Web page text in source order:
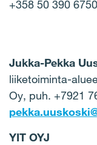
+358 50 390 6750
Jukka-Pekka
liiketoiminta-
Oy, puh. +7921
YIT OYJ